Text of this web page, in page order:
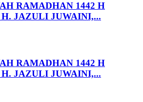
RAMADHAN 1442 H
JAZULI JUWAINI,...
RAMADHAN 1442 H
JAZULI JUWAINI,...